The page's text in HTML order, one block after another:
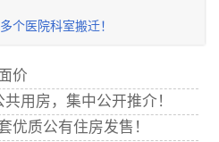
个医院科室搬迁！
价
用房，集中公开推介！
优质公有住房发售！